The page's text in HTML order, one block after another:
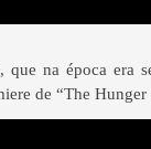
que na época era
de “The Hunger